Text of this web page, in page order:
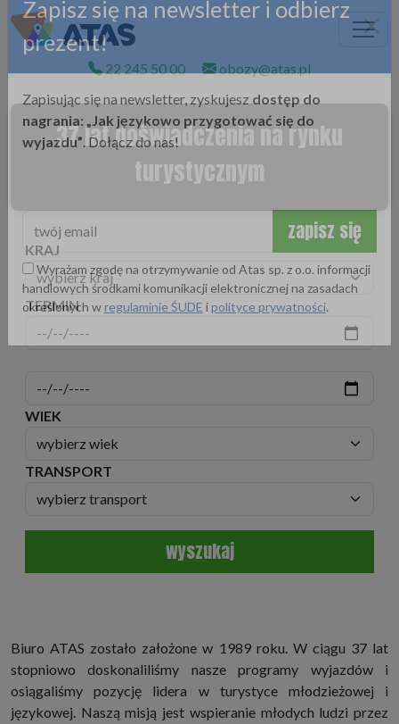
22 245 50 00 obozy@atas.pl
37 lat doświadczenia na rynku
turystycznym
KRAJ
TERMIN
WIEK
TRANSPORT
wyszukaj
Biuro ATAS zostało założone w 1989 roku. W ciągu 37 lat
stopniowo doskonaliliśmy nasze programy wyjazdów i
osiągaliśmy pozycję lidera w turystyce młodzieżowej i
językowej. Naszą misją jest wspieranie młodych ludzi przez
Zapisz się na newsletter i odbierz
prezent!
Zapisując się na newsletter, zyskujeszdostęp do
nagrania: „Jak językowo przygotować się do
. Dołącz do nas!
zapisz się
Wyrażam zgodę na otrzymywanie od Atas sp. z o.o. informacji
handlowych środkami komunikacji elektronicznej na zasadach
określonych w